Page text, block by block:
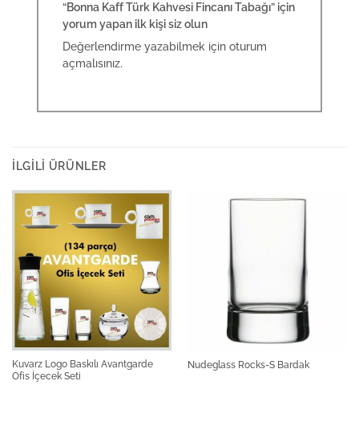
“Bonna Kaff Türk Kahvesi Fincanı Tabağı” için
yorum yapan ilk kişi siz olun
Değerlendirme yazabilmek içinoturum
açmalısınız.
İLGILI ÜRÜNLER
Kuvarz Logo Baskılı Avantgarde
Ofis İçecek Seti
Nudeglass Rocks-S Bardak